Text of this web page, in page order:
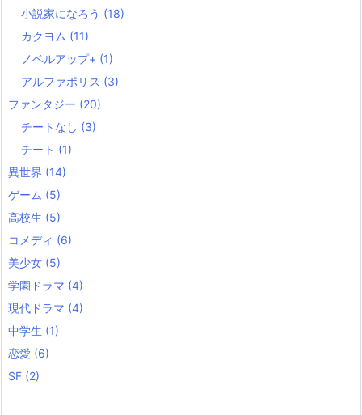
小説家になろう (18)
カクヨム (11)
ノベルアップ+ (1)
アルファポリス (3)
ファンタジー (20)
チートなし (3)
チート (1)
異世界 (14)
ゲーム (5)
高校生 (5)
コメディ (6)
美少女 (5)
学園ドラマ (4)
現代ドラマ (4)
中学生 (1)
恋愛 (6)
SF (2)